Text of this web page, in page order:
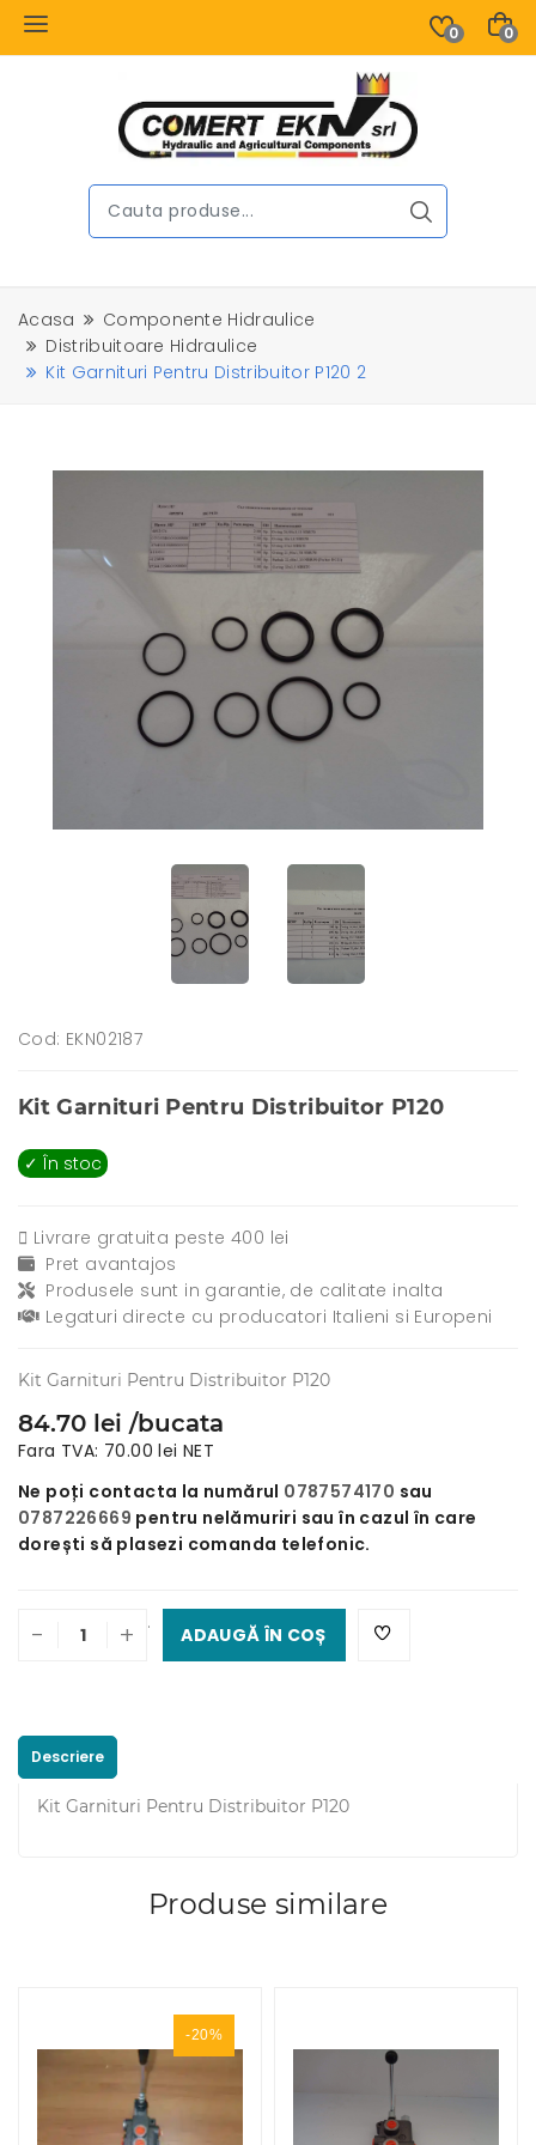
0 0
Acasa
Componente Hidraulice
Distribuitoare Hidraulice
Kit Garnituri Pentru Distribuitor P120 2
Cod: EKN02187
Kit Garnituri Pentru Distribuitor P120
✓ În stoc
Livrare gratuita peste 400 lei
Pret avantajos
Produsele sunt in garantie, de calitate inalta
Legaturi directe cu producatori Italieni si Europeni
Kit Garnituri Pentru Distribuitor P120
84.70 lei /bucata
Fara TVA: 70.00 lei NET
Ne poți contacta la numărul 0787574170 sau
0787226669 pentru nelămuriri sau în cazul în care
dorești să plasezi comanda telefonic.
- + .
ADAUGĂ ÎN COȘ
Descriere
Kit Garnituri Pentru Distribuitor P120
Produse similare
-20%